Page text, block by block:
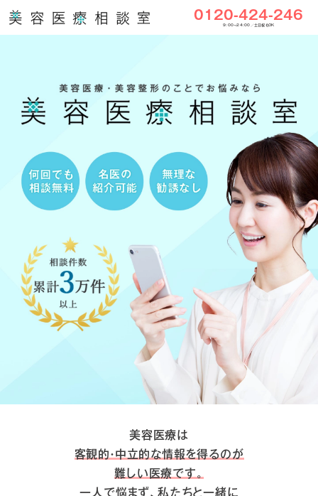
0120-424-246
9:00〜24:00／土日祝もOK
美容医療は
客観的・中立的な情報を得るのが
難しい医療です。
一人で悩まず、私たちと一緒に